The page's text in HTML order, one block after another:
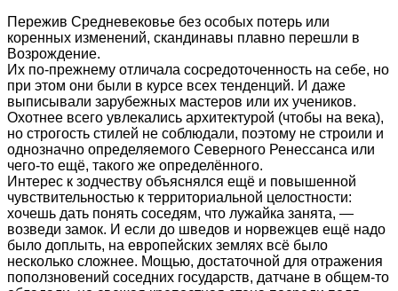
Пережив Средневековье без особых потерь или
коренных изменений, скандинавы плавно перешли в
Возрождение.
Их по-прежнему отличала сосредоточенность на себе, но
при этом они были в курсе всех тенденций. И даже
выписывали зарубежных мастеров или их учеников.
Охотнее всего увлекались архитектурой (чтобы на века),
но строгость стилей не соблюдали, поэтому не строили и
однозначно определяемого Северного Ренессанса или
чего-то ещё, такого же определённого.
Интерес к зодчеству объяснялся ещё и повышенной
чувствительностью к территориальной целостности:
хочешь дать понять соседям, что лужайка занята, —
возведи замок. И если до шведов и норвежцев ещё надо
было доплыть, на европейских землях всё было
несколько сложнее. Мощью, достаточной для отражения
поползновений соседних государств, датчане в общем-то